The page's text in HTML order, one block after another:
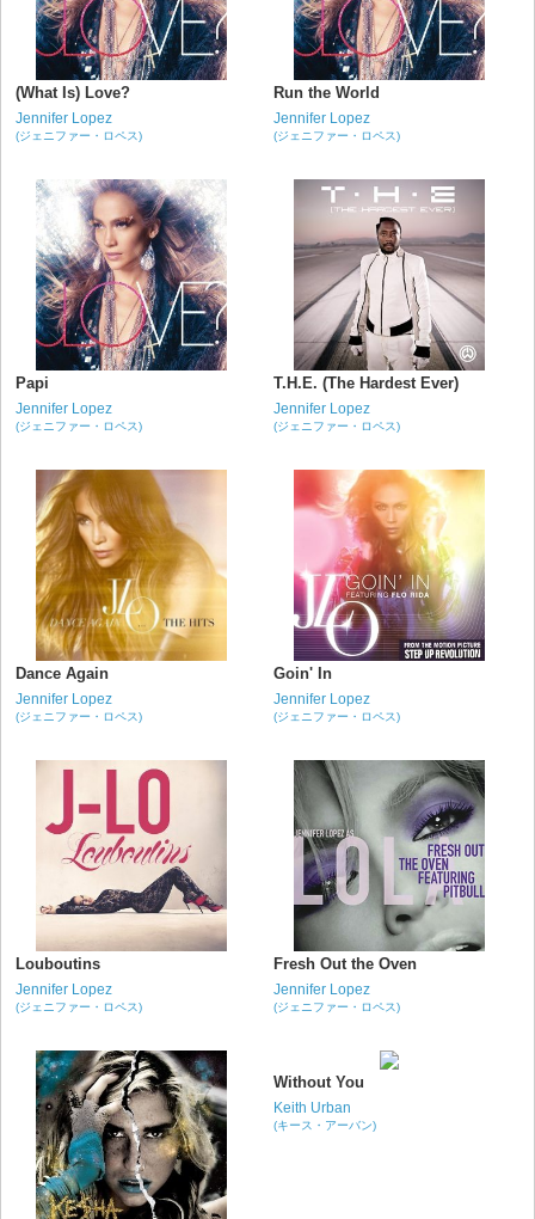
(What Is) Love?
Jennifer Lopez
(ジェニファー・ロペス)
Run the World
Jennifer Lopez
(ジェニファー・ロペス)
Papi
Jennifer Lopez
(ジェニファー・ロペス)
T.H.E. (The Hardest Ever)
Jennifer Lopez
(ジェニファー・ロペス)
Dance Again
Jennifer Lopez
(ジェニファー・ロペス)
Goin' In
Jennifer Lopez
(ジェニファー・ロペス)
Louboutins
Jennifer Lopez
(ジェニファー・ロペス)
Fresh Out the Oven
Jennifer Lopez
(ジェニファー・ロペス)
Without You
Keith Urban
(キース・アーバン)